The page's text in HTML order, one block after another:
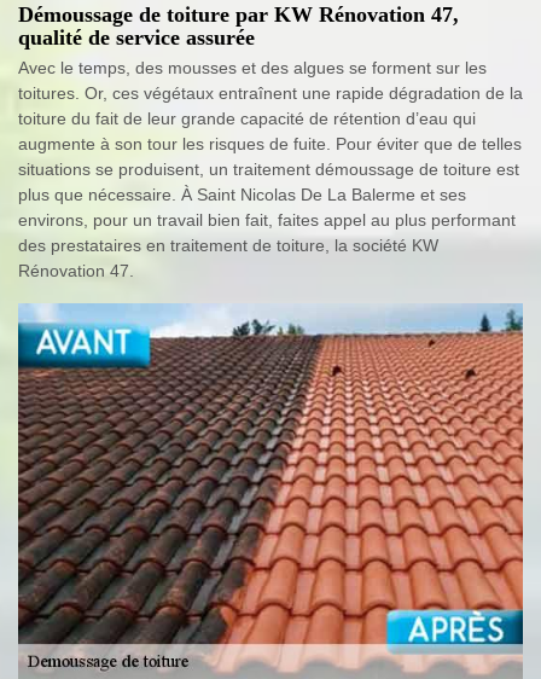
Démoussage de toiture par KW Rénovation 47,
qualité de service assurée
Avec le temps, des mousses et des algues se forment sur les
toitures. Or, ces végétaux entraînent une rapide dégradation de la
toiture du fait de leur grande capacité de rétention d’eau qui
augmente à son tour les risques de fuite. Pour éviter que de telles
situations se produisent, un traitement démoussage de toiture est
plus que nécessaire. À Saint Nicolas De La Balerme et ses
environs, pour un travail bien fait, faites appel au plus performant
des prestataires en traitement de toiture, la société KW
Rénovation 47.